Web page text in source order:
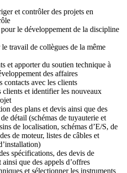
et contrôler des projets en
le développement de la discipline
travail de collègues de la même
et apporter du soutien technique à
des affaires
contacts avec les clients
clients et identifier les nouveaux
des plans et devis ainsi que des
détail (schémas de tuyauterie et
de localisation, schémas d’E/S, de
de moteur, listes de câbles et
spécifications, des devis de
que des appels d’offres
et sélectionner les instruments